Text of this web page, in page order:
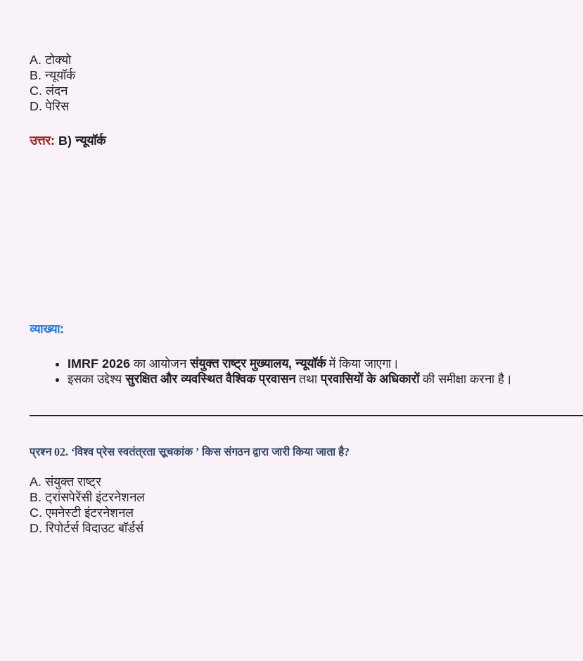
A. टोक्यो
B. न्यूयॉर्क
C. लंदन
D. पेरिस
उत्तर: B) न्यूयॉर्क
व्याख्या:
IMRF 2026 का आयोजनसंयुक्त राष्ट्र मुख्यालय, न्यूयॉर्कमें किया जाएगा।
इसका उद्देश्यसुरक्षित और व्यवस्थित वैश्विक प्रवासनतथाप्रवासियों के अधिकारोंकी समीक्षा करना है।
प्रश्न 02. ‘विश्व प्रेस स्वतंत्रता सूचकांक ’ किस संगठन द्वारा जारी किया जाता है?
A. संयुक्त राष्ट्र
B. ट्रांसपेरेंसी इंटरनेशनल
C. एमनेस्टी इंटरनेशनल
D. रिपोर्टर्स विदाउट बॉर्डर्स